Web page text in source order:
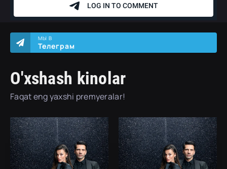
O'xshash kinolar
Faqat eng yaxshi premyeralar!
МЫ В
Телеграм